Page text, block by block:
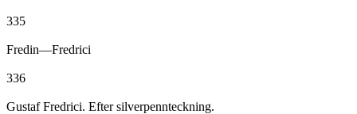
335
Fredin—Fredrici
336
Gustaf Fredrici. Efter silverpennteckning.